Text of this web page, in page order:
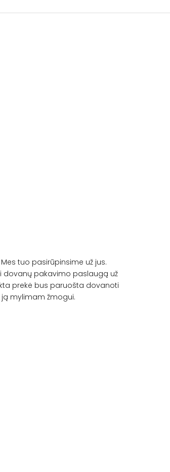
tuo pasirūpinsime už jus.
dovanų pakavimo paslaugą už
prekė bus paruošta dovanoti
ją mylimam žmogui.